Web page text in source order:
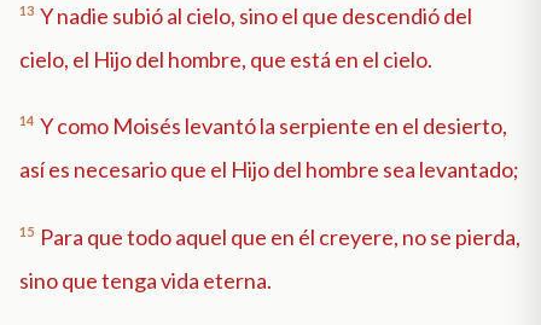
13 Y nadie subió al cielo, sino el que descendió del
cielo, el Hijo del hombre, que está en el cielo.
14 Y como Moisés levantó la serpiente en el desierto,
así es necesario que el Hijo del hombre sea levantado;
15 Para que todo aquel que en él creyere, no se pierda,
sino que tenga vida eterna.